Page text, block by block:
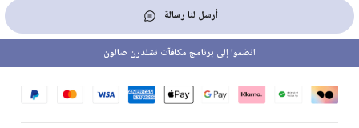
أرسل لنا رسالة
انضموا إلى برنامج مكافآت تشلدرن صالون